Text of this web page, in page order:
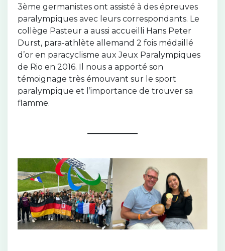
3ème germanistes ont assisté à des épreuves
paralympiques avec leurs correspondants. Le
collège Pasteur a aussi accueilli Hans Peter
Durst, para-athlète allemand 2 fois médaillé
d’or en paracyclisme aux Jeux Paralympiques
de Rio en 2016. Il nous a apporté son
témoignage très émouvant sur le sport
paralympique et l’importance de trouver sa
flamme.